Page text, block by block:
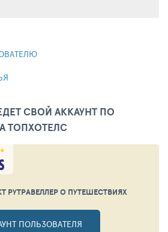
СВОЙ АККАУНТ ПО
ТОПХОТЕЛС
РУТРАВЕЛЛЕРО ПУТЕШЕСТВИЯХ
ПОЛЬЗОВАТЕЛЯ